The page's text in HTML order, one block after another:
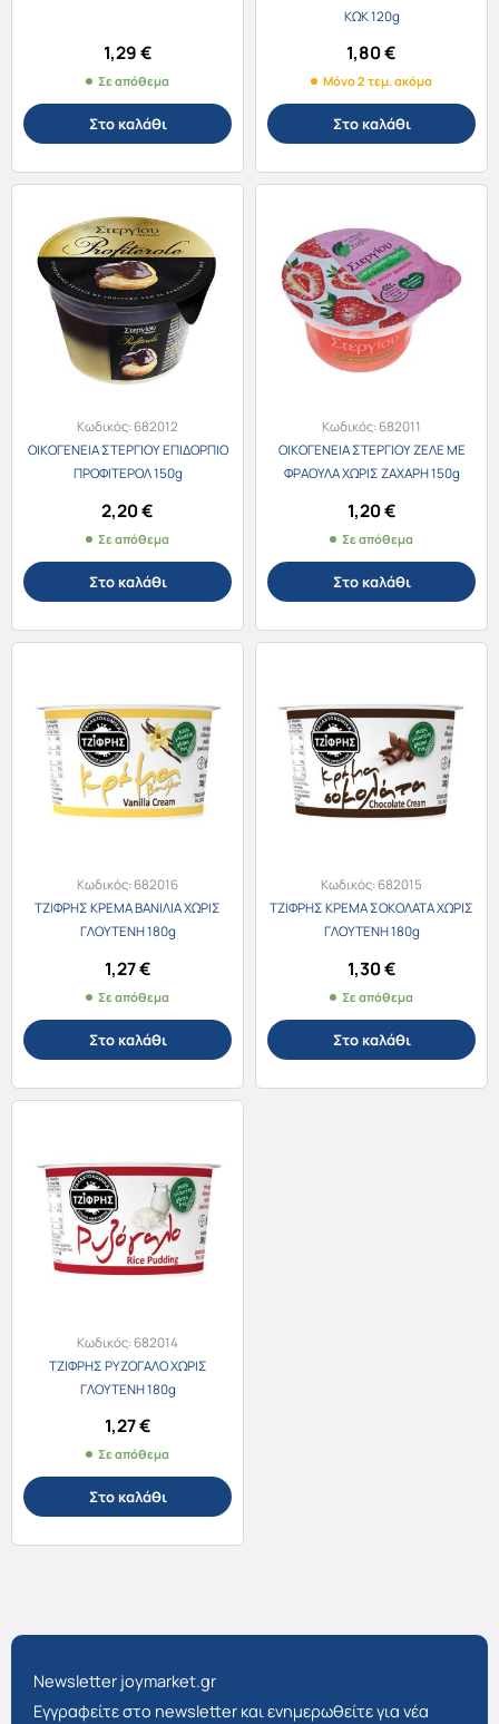
1,29€
Σε απόθεμα
Στο καλάθι
ΚΩΚ 120g
1,80€
Μόνο 2 τεμ. ακόμα
Στο καλάθι
Κωδικός:682012
ΟΙΚΟΓΕΝΕΙΑ ΣΤΕΡΓΙΟΥ ΕΠΙΔΟΡΠΙΟ
ΠΡΟΦΙΤΕΡΟΛ 150g
2,20€
Σε απόθεμα
Στο καλάθι
Κωδικός:682011
ΟΙΚΟΓΕΝΕΙΑ ΣΤΕΡΓΙΟΥ ΖΕΛΕ ΜΕ
ΦΡΑΟΥΛΑ ΧΩΡΙΣ ΖΑΧΑΡΗ 150g
1,20€
Σε απόθεμα
Στο καλάθι
Κωδικός:682016
ΤΖΙΦΡΗΣ ΚΡΕΜΑ ΒΑΝΙΛΙΑ ΧΩΡΙΣ
ΓΛΟΥΤΕΝΗ 180g
1,27€
Σε απόθεμα
Στο καλάθι
Κωδικός:682015
ΤΖΙΦΡΗΣ ΚΡΕΜΑ ΣΟΚΟΛΑΤΑ ΧΩΡΙΣ
ΓΛΟΥΤΕΝΗ 180g
1,30€
Σε απόθεμα
Στο καλάθι
Κωδικός:682014
ΤΖΙΦΡΗΣ ΡΥΖΟΓΑΛΟ ΧΩΡΙΣ
ΓΛΟΥΤΕΝΗ 180g
1,27€
Σε απόθεμα
Στο καλάθι
Newsletter joymarket.gr
Εγγραφείτε στο newsletter και ενημερωθείτε για νέα